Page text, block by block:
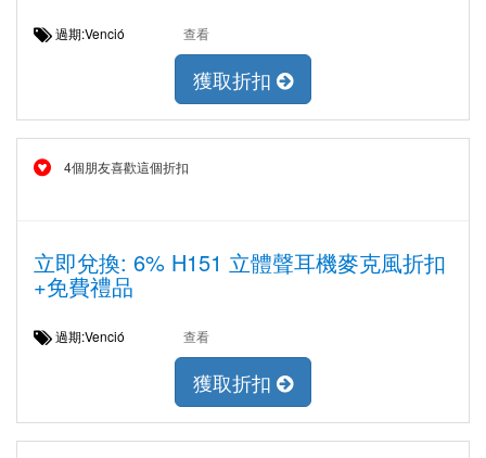
過期:Venció 查看
獲取折扣
4個朋友喜歡這個折扣
立即兌換: 6% H151 立體聲耳機麥克風折扣
+免費禮品
過期:Venció 查看
獲取折扣